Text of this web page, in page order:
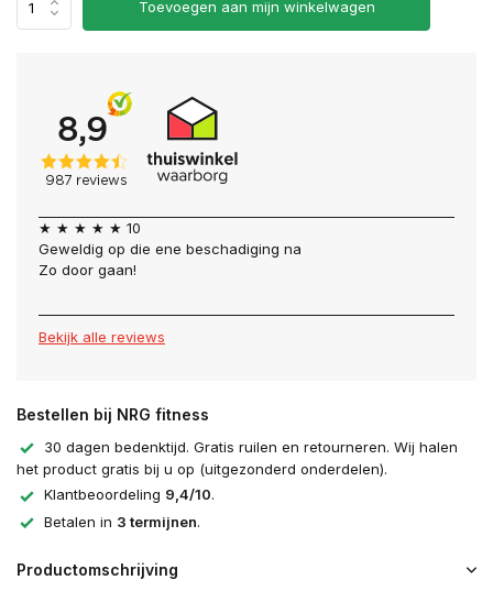
Toevoegen aan mijn winkelwagen
★ ★ ★ ★ ★ 10
Geweldig op die ene beschadiging na
Zo door gaan!
Bekijk alle reviews
Bestellen bij NRG fitness
30 dagen bedenktijd. Gratis ruilen en retourneren. Wij halen
het product gratis bij u op (uitgezonderd onderdelen).
Klantbeoordeling 9,4/10.
Betalen in 3 termijnen.
Productomschrijving